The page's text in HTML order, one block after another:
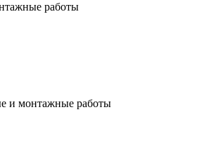
работы
и монтажные работы